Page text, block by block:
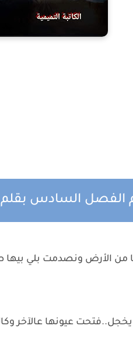
الفصل السادس بقلم
من الأرض ونصدمت بلي
عيونها عالآخر